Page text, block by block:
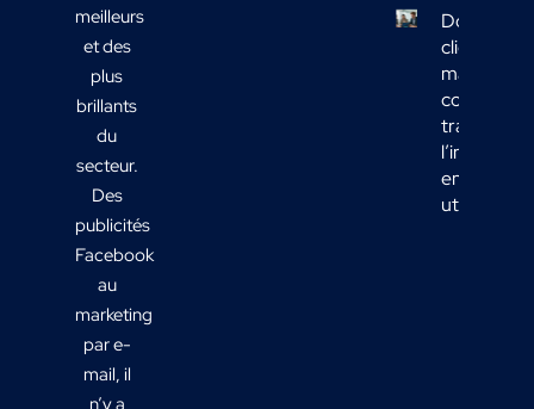
meilleurs
et des
plus
brillants
du
secteur.
Des
publicités
Facebook
au
marketing
par e-
mail, il
n’y a
Données
clients
marketing :
comment
en actions
utiles ?